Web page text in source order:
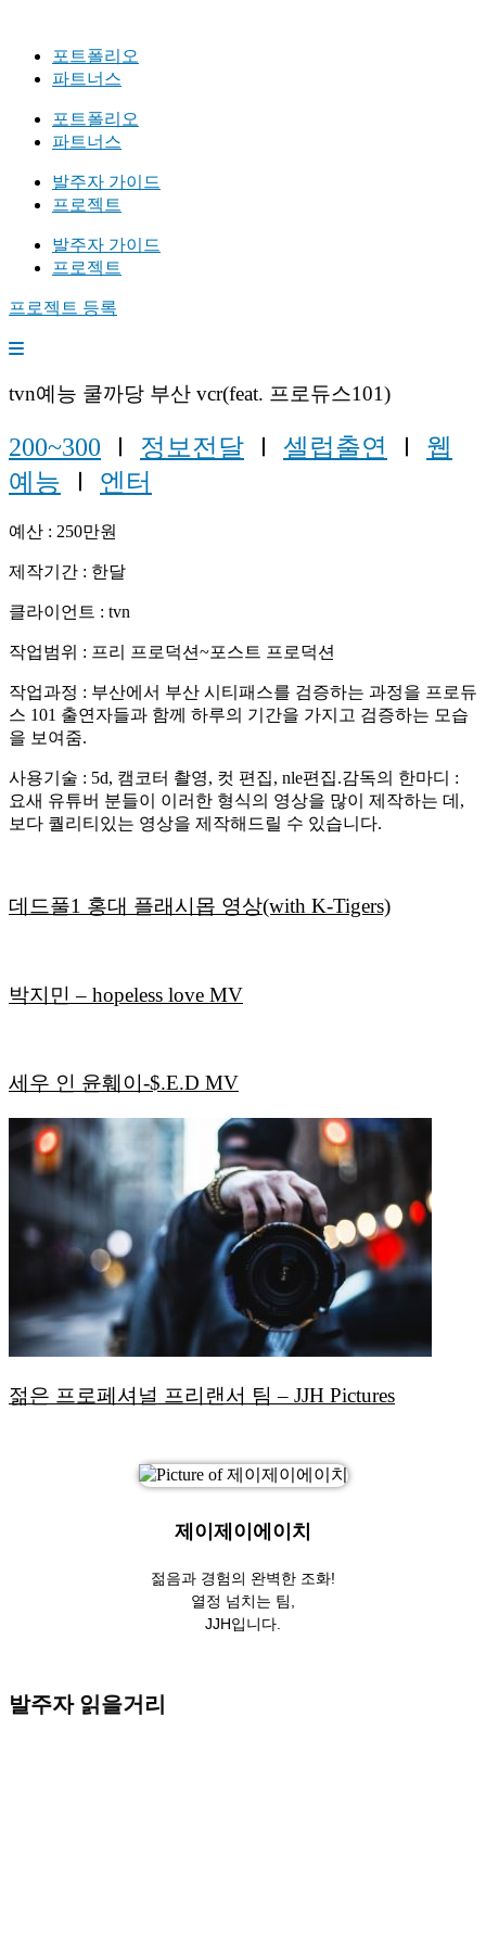
포트폴리오
파트너스
포트폴리오
파트너스
발주자 가이드
프로젝트
발주자 가이드
프로젝트
프로젝트 등록
tvn예능 쿨까당 부산 vcr(feat. 프로듀스101)
200~300 Ⅰ 정보전달 Ⅰ 셀럽출연 Ⅰ 웹
예능 Ⅰ 엔터
예산 : 250만원
제작기간 : 한달
클라이언트 : tvn
작업범위 : 프리 프로덕션~포스트 프로덕션
작업과정 : 부산에서 부산 시티패스를 검증하는 과정을 프로듀
스 101 출연자들과 함께 하루의 기간을 가지고 검증하는 모습
을 보여줌.
사용기술 : 5d, 캠코터 촬영, 컷 편집, nle편집.감독의 한마디 :
요새 유튜버 분들이 이러한 형식의 영상을 많이 제작하는 데,
보다 퀄리티있는 영상을 제작해드릴 수 있습니다.
데드풀1 홍대 플래시몹 영상(with K-Tigers)
박지민 – hopeless love MV
세우 인 윤훼이-$.E.D MV
젊은 프로페셔널 프리랜서 팀 – JJH Pictures
제이제이에이치
젊음과 경험의 완벽한 조화!
열정 넘치는 팀,
JJH입니다.
발주자 읽을거리